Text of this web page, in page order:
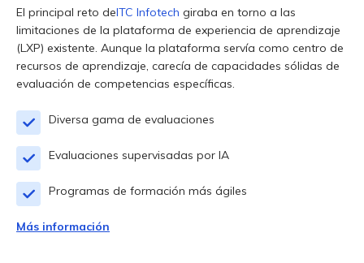
El principal reto deITC Infotech giraba en torno a las
limitaciones de la plataforma de experiencia de aprendizaje
(LXP) existente. Aunque la plataforma servía como centro de
recursos de aprendizaje, carecía de capacidades sólidas de
evaluación de competencias específicas.
Diversa gama de evaluaciones
Evaluaciones supervisadas por IA
Programas de formación más ágiles
Más información